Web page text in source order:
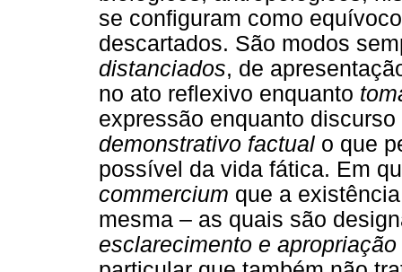
se configuram como
descartados. São modos
distanciados, de
no ato reflexivo enquanto
expressão enquanto
demonstrativo factual o que
possível da vida fática. Em
commercium que a
mesma – as quais são
esclarecimento e apropriação